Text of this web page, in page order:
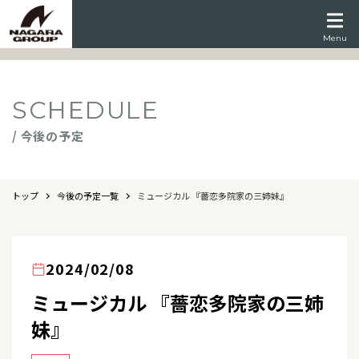
Menu
SCHEDULE
/ 今後の予定
トップ 今後の予定一覧 ミュージカル 『薔恋多院家の三姉妹』
2024/02/08
ミュージカル 『薔恋多院家の三姉
妹』